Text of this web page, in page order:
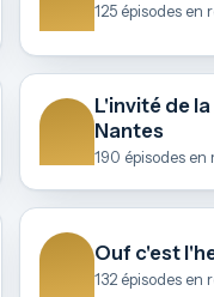
L'invité de
Nantes
Ouf c'est